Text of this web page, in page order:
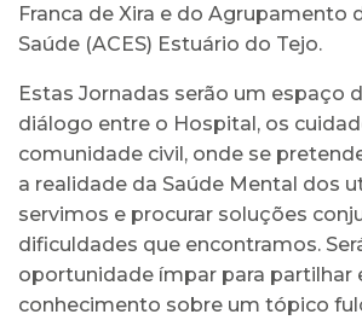
Franca de Xira e do Agrupamento
Saúde (ACES) Estuário do Tejo.
Estas Jornadas serão um espaço
diálogo entre o Hospital, os
comunidade civil, onde se
a realidade da Saúde Mental dos
servimos e procurar soluções
dificuldades que encontramos.
oportunidade ímpar para partilhar
conhecimento sobre um tópico